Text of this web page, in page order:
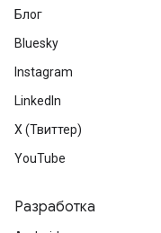
Блог
Bluesky
Instagram
LinkedIn
X (Твиттер)
YouTube
Разработка